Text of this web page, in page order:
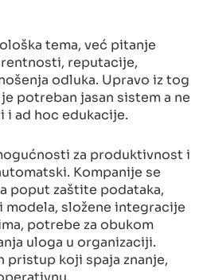
tema, već pitanje
reputacije,
odluka. Upravo iz tog
potreban jasan sistem a ne
i ad hoc edukacije.
za produktivnost i
Kompanije se
poput zaštite podataka,
složene integracije
potrebe za obukom
uloga u organizaciji.
koji spaja znanje,